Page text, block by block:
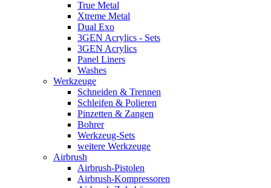
True Metal
Xtreme Metal
Dual Exo
3GEN Acrylics - Sets
3GEN Acrylics
Panel Liners
Washes
Werkzeuge
Schneiden & Trennen
Schleifen & Polieren
Pinzetten & Zangen
Bohrer
Werkzeug-Sets
weitere Werkzeuge
Airbrush
Airbrush-Pistolen
Airbrush-Kompressoren